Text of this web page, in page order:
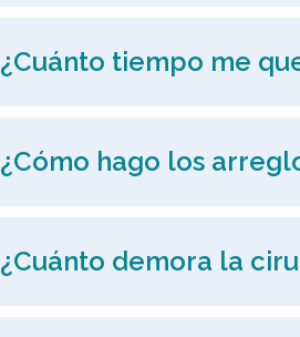
¿Cuánto tiempo me
¿Cómo hago los
¿Cuánto demora la